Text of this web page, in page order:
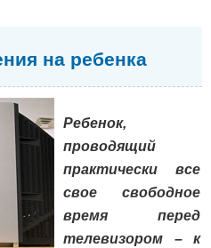
на ребенка
Ребенок,
проводящий
практически все
свое свободное
время перед
телевизором – к